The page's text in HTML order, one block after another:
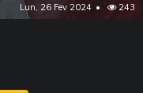
Lun, 26 Fev 2024 243